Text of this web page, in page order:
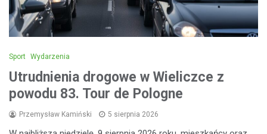
Sport Wydarzenia
Utrudnienia drogowe w Wieliczce z
powodu 83. Tour de Pologne
Przemysław Kamiński 5 sierpnia 2026